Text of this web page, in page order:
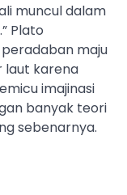
muncul dalam
Plato
maju
laut karena
imajinasi
banyak teori
sebenarnya.